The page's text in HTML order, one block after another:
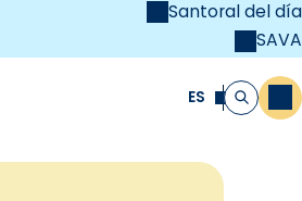
Santoral del día
SAVA
ES Buscar